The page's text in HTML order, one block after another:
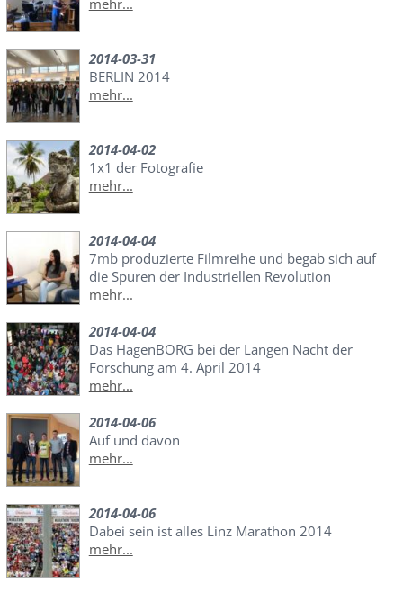
2014-03-31
BERLIN 2014
mehr...
2014-04-02
1x1 der Fotografie
mehr...
2014-04-04
7mb produzierte Filmreihe und begab sich auf
die Spuren der Industriellen Revolution
mehr...
2014-04-04
Das HagenBORG bei der Langen Nacht der
Forschung am 4. April 2014
mehr...
2014-04-06
Auf und davon
mehr...
2014-04-06
Dabei sein ist alles Linz Marathon 2014
mehr...